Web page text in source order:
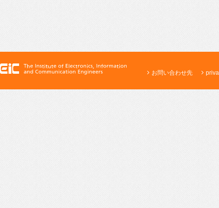
お問い合わせ先